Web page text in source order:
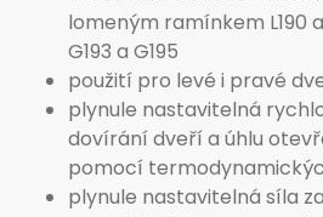
lomeným ramínkem L190
G193 a G195
použití pro levé i pravé
plynule nastavitelná
dovírání dveří a úhlu
pomocí
plynule nastavitelná síla